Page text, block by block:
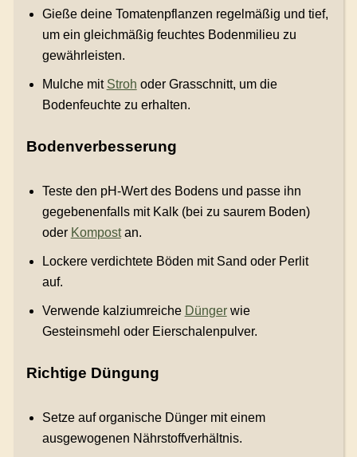
Gieße deine Tomatenpflanzen regelmäßig und tief,
um ein gleichmäßig feuchtes Bodenmilieu zu
gewährleisten.
Mulche mit Stroh oder Grasschnitt, um die
Bodenfeuchte zu erhalten.
Bodenverbesserung
Teste den pH-Wert des Bodens und passe ihn
gegebenenfalls mit Kalk (bei zu saurem Boden)
oder Kompostan.
Lockere verdichtete Böden mit Sand oder Perlit
auf.
Verwende kalziumreiche Düngerwie
Gesteinsmehl oder Eierschalenpulver.
Richtige Düngung
Setze auf organische Dünger mit einem
ausgewogenen Nährstoffverhältnis.